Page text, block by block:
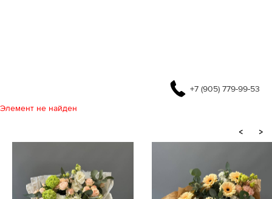
+7 (905) 779-99-53
Элемент не найден
< >